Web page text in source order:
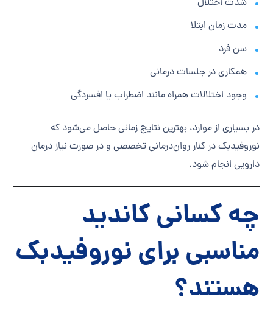
شدت اختلال
مدت زمان ابتلا
سن فرد
همکاری در جلسات درمانی
وجود اختلالات همراه مانند اضطراب یا افسردگی
در بسیاری از موارد، بهترین نتایج زمانی حاصل می‌شود که
نوروفیدبک در کنار روان‌درمانی تخصصی و در صورت نیاز درمان
دارویی انجام شود.
چه کسانی کاندید
مناسبی برای نوروفیدبک
هستند؟